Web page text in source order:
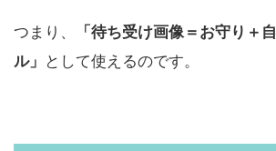
つまり、
「待ち受け画像＝お守り＋
ル」
として使えるのです。